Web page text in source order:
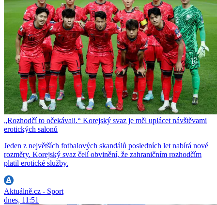
„Rozhodčí to očekávali.“ Korejský svaz je měl uplácet návštěvami
erotických salonů
Jeden z největších fotbalových skandálů posledních let nabírá nové
rozměry. Korejský svaz čelí obvinění, že zahraničním rozhodčím
platil erotické služby.
Aktuálně.cz - Sport
dnes, 11:51